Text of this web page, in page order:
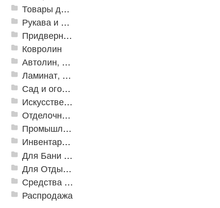
Товары для дома
Рукава и шланги промышленные
Придверные решетки
Ковролин
Автолин, Транслин, Линолеум
Ламинат, Кварцвиниловая плитка SPC
Сад и огород
Искусственная трава
Отделочные профили
Промышленный текстиль
Инвентарь для клининга
Для Бани и Сауны
Для Отдыха и Пикника
Средства от насекомых и садовых вредителей
Распродажа